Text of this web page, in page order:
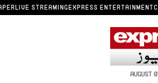
LIVE STREAMINGEXPRESS ENTERTAINMENT
AUGUST